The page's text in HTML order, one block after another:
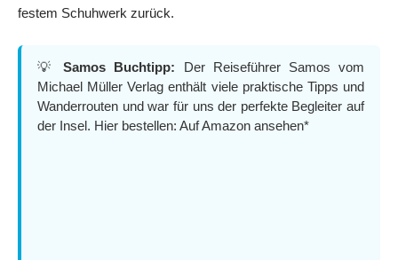
festem Schuhwerk zurück.
💡Samos Buchtipp: Der Reiseführer Samos vom
Michael Müller Verlag enthält viele praktische Tipps und
Wanderrouten und war für uns der perfekte Begleiter auf
der Insel. Hier bestellen: Auf Amazon ansehen*